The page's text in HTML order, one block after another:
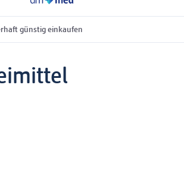
günstig einkaufen